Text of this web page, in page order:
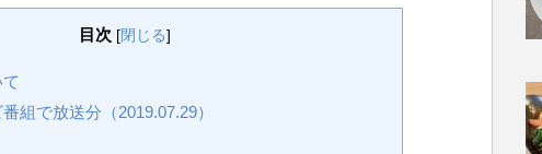
目次 [閉じる]
組で放送分（2019.07.29）